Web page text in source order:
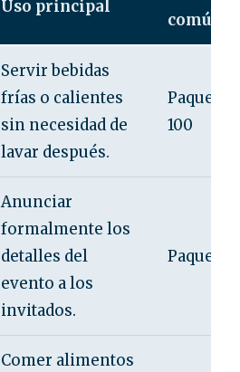
Uso principal
común
Servir bebidas
frías o calientes
sin necesidad de
lavar después.
Paquete
100
Anunciar
formalmente los
detalles del
evento a los
invitados.
Paquete
Comer alimentos